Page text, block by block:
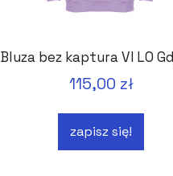
Bluza bez kaptura VI LO
115,00 zł
zapisz się!